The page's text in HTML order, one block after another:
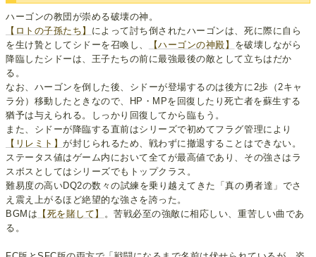
ハーゴンの教団が崇める破壊の神。
【ロトの子孫たち】 によって討ち倒されたハーゴンは、死に際に自ら
を生け贄としてシドーを召喚し、
【ハーゴンの神殿】 を破壊しながら
降臨したシドーは、王子たちの前に最強最後の敵として立ちはだか
る。
なお、ハーゴンを倒した後、シドーが登場するのは後方に2歩（2キャ
ラ分）移動したときなので、HP・MPを回復したり死亡者を蘇生する
猶予は与えられる。しっかり回復してから臨もう。
また、シドーが降臨する直前はシリーズで初めてフラグ管理により
【リレミト】が封じられるため、戦わずに撤退することはできない。
ステータス値はゲーム内において全てが最高値であり、その強さはラ
スボスとしてはシリーズでもトップクラス。
難易度の高いDQ2の数々の試練を乗り越えてきた「真の勇者達」でさ
え震え上がるほど絶望的な強さを誇った。
BGMは 【死を賭して】
。苦戦必至の強敵に相応しい、重苦しい曲であ
る。